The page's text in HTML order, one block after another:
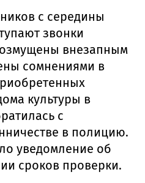
с середины
звонки
внезапным
сомнениями в
культуры в
с
в полицию.
уведомление об
сроков проверки.